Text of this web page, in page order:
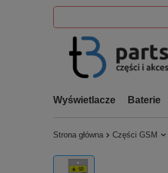
Wyświetlacze Baterie
Strona główna Części GSM